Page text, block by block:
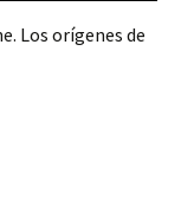
Los orígenes de